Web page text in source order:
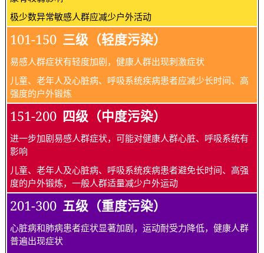
极少数异常敏感人群应减少户外活动
101-150 三级（轻度污染）
易感人群症状有轻度加剧，健康人群出现刺激症状
儿童、老年人及心脏病、呼吸系统疾病患者应减少长时间、高
强度的户外锻炼
151-200 四级（中度污染）
进一步加剧易感人群症状，可能对健康人群心脏、呼吸系统有
影响
儿童、老年人及心脏病、呼吸系统疾病患者避免长时间、高强
度的户外锻炼，一般人群适量减少户外运动
201-300 五级（重度污染）
心脏病和肺病患者症状显著加剧，运动耐受力降低，健康人群
普遍出现症状